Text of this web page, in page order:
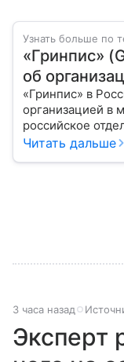
Узнать больше по
«Гринпис»
об
«Гринпис» в
организацией в
российское
был
Читать дальше
3 часа назад
Эксперт